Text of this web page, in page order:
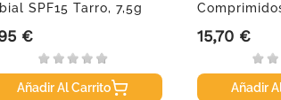
SPF15 Tarro, 7,5g
€
Añadir Al Carrito
Precio
15,70 €
Añadir